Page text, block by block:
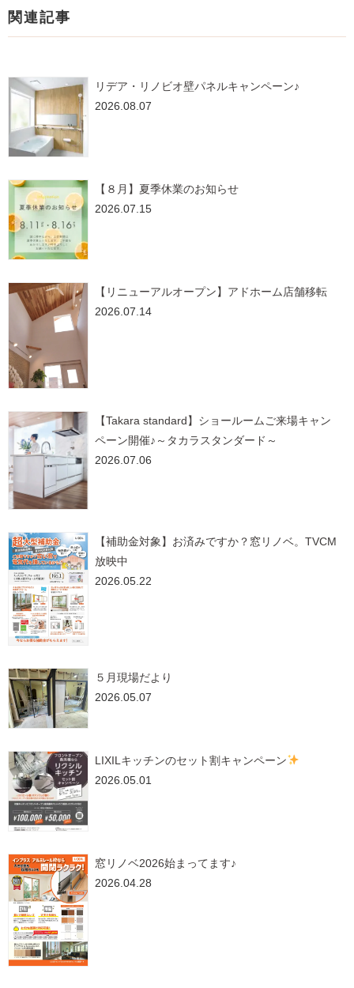
関連記事
リデア・リノビオ壁パネルキャンペーン♪
2026.08.07
【８月】夏季休業のお知らせ
2026.07.15
【リニューアルオープン】アドホーム店舗移転
2026.07.14
【Takara standard】ショールームご来場キャン
ペーン開催♪～タカラスタンダード～
2026.07.06
【補助金対象】お済みですか？窓リノベ。TVCM
放映中
2026.05.22
５月現場だより
2026.05.07
LIXILキッチンのセット割キャンペーン
2026.05.01
窓リノベ2026始まってます♪
2026.04.28